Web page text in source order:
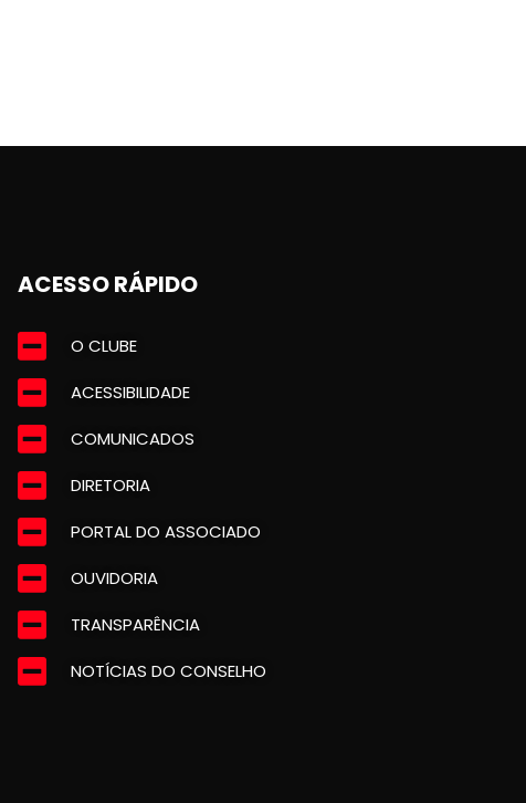
ACESSO RÁPIDO
O CLUBE
ACESSIBILIDADE
COMUNICADOS
DIRETORIA
PORTAL DO ASSOCIADO
OUVIDORIA
TRANSPARÊNCIA
NOTÍCIAS DO CONSELHO